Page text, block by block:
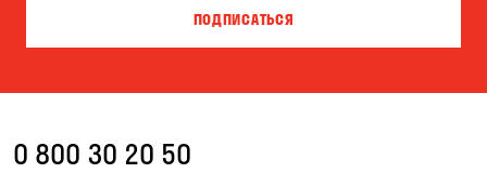
ПОДПИСАТЬСЯ
0 800 30 20 50